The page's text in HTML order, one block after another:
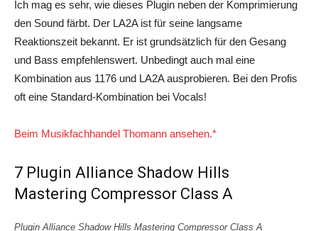
Ich mag es sehr, wie dieses Plugin neben der Komprimierung
den Sound färbt. Der LA2A ist für seine langsame
Reaktionszeit bekannt. Er ist grundsätzlich für den Gesang
und Bass empfehlenswert. Unbedingt auch mal eine
Kombination aus 1176 und LA2A ausprobieren. Bei den Profis
oft eine Standard-Kombination bei Vocals!
Beim Musikfachhandel Thomann ansehen.*
7 Plugin Alliance Shadow Hills
Mastering Compressor Class A
Plugin Alliance Shadow Hills Mastering Compressor Class A